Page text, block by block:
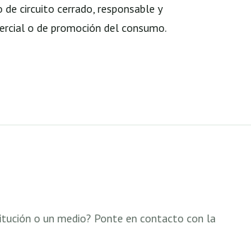
circuito cerrado, responsable y
o de promoción del consumo.
o un medio? Ponte en contacto con la